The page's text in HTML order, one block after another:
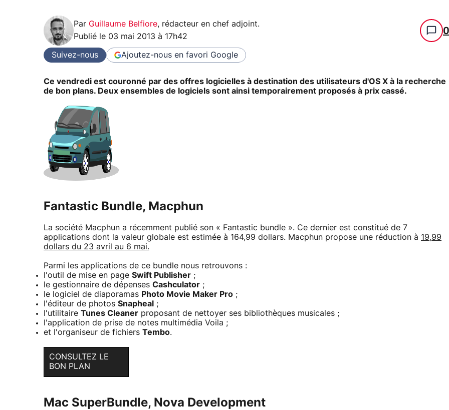
Par Guillaume Belfiore, rédacteur en chef adjoint.
Publié le 03 mai 2013 à 17h42 0
Suivez-nous Ajoutez-nous en favori Google
Ce vendredi est couronné par des offres logicielles à destination des utilisateurs d'OS X à la recherche
de bon plans. Deux ensembles de logiciels sont ainsi temporairement proposés à prix cassé.
Fantastic Bundle, Macphun
La société Macphun a récemment publié son « Fantastic bundle ». Ce dernier est constitué de 7
applications dont la valeur globale est estimée à 164,99 dollars. Macphun propose une réduction à 19,99
dollars du 23 avril au 6 mai.
Parmi les applications de ce bundle nous retrouvons :
l'outil de mise en page Swift Publisher ;
le gestionnaire de dépenses Cashculator ;
le logiciel de diaporamas Photo Movie Maker Pro ;
l'éditeur de photos Snapheal
;
l'utilitaire Tunes Cleaner proposant de nettoyer ses bibliothèques musicales ;
l'application de prise de notes multimédia Voila ;
et l'organiseur de fichiers Tembo.
CONSULTEZ LE
BON PLAN
Mac SuperBundle, Nova Development